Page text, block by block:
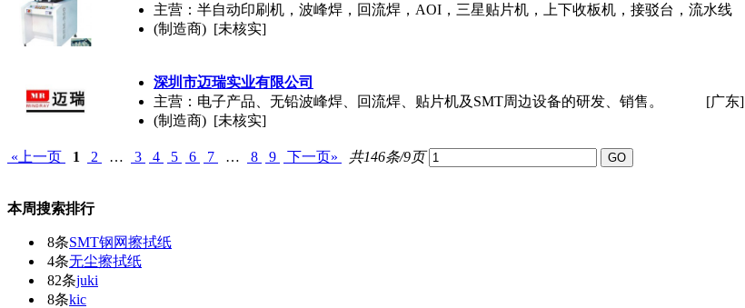
主营：半自动印刷机，波峰焊，回流焊，AOI，三星贴片机，上下收板机，接驳台，流水线
(制造商) [未核实]
深圳市迈瑞实业有限公司
主营：电子产品、无铅波峰焊、回流焊、贴片机及SMT周边设备的研发、销售。
(制造商) [未核实]
[广东]
«上一页 1 2 … 3 4 5 6 7 … 8 9 下一页» 共146条/9页
本周搜索排行
8条SMT钢网擦拭纸
4条无尘擦拭纸
82条juki
8条kic